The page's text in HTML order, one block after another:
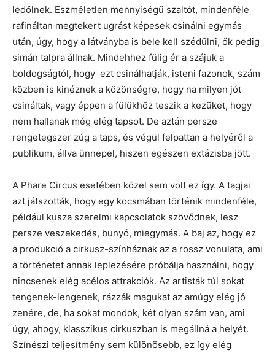
ledőlnek. Eszméletlen mennyiségű szaltót, mindenféle
rafináltan megtekert ugrást képesek csinálni egymás
után, úgy, hogy a látványba is bele kell szédülni, ők pedig
simán talpra állnak. Mindehhez fülig ér a szájuk a
boldogságtól, hogy ezt csinálhatják, isteni fazonok, szám
közben is kinéznek a közönségre, hogy na milyen jót
csináltak, vagy éppen a fülükhöz teszik a kezüket, hogy
nem hallanak még elég tapsot. De aztán persze
rengetegszer zúg a taps, és végül felpattan a helyéről a
publikum, állva ünnepel, hiszen egészen extázisba jött.
A Phare Circus esetében közel sem volt ez így. A tagjai
azt játszották, hogy egy kocsmában történik mindenféle,
például kusza szerelmi kapcsolatok szövődnek, lesz
persze veszekedés, bunyó, miegymás. A baj az, hogy ez
a produkció a cirkusz-színháznak az a rossz vonulata, ami
a történetet annak leplezésére próbálja használni, hogy
nincsenek elég acélos attrakciók. Az artisták túl sokat
tengenek-lengenek, rázzák magukat az amúgy elég jó
zenére, de, ha sokat mondok, két olyan szám van, ami
úgy, ahogy, klasszikus cirkuszban is megállná a helyét.
Színészi teljesítmény sem különösebb, ez így elég